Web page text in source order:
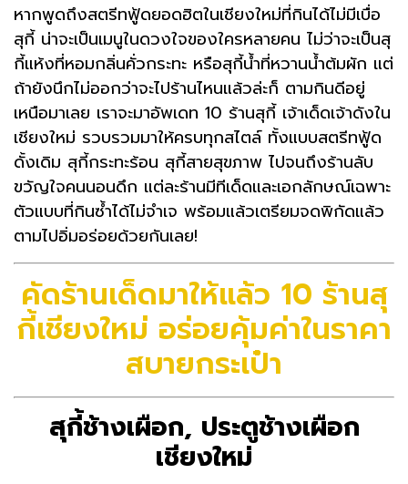
หากพูดถึงสตรีทฟู้ดยอดฮิตในเชียงใหม่ที่กินได้ไม่มีเบื่อ
สุกี้ น่าจะเป็นเมนูในดวงใจของใครหลายคน ไม่ว่าจะเป็นสุ
กี้แห้งที่หอมกลิ่นคั่วกระทะ หรือสุกี้น้ำที่หวานน้ำต้มผัก แต่
ถ้ายังนึกไม่ออกว่าจะไปร้านไหนแล้วล่ะก็ ตามกินดีอยู่
เหนือมาเลย เราจะมาอัพเดท 10 ร้านสุกี้ เจ้าเด็ดเจ้าดังใน
เชียงใหม่ รวบรวมมาให้ครบทุกสไตล์ ทั้งแบบสตรีทฟู้ด
ดั้งเดิม สุกี้กระทะร้อน สุกี้สายสุขภาพ ไปจนถึงร้านลับ
ขวัญใจคนนอนดึก แต่ละร้านมีทีเด็ดและเอกลักษณ์เฉพาะ
ตัวแบบที่กินซ้ำได้ไม่จำเจ พร้อมแล้วเตรียมจดพิกัดแล้ว
ตามไปอิ่มอร่อยด้วยกันเลย!
คัดร้านเด็ดมาให้แล้ว 10 ร้านสุ
กี้เชียงใหม่ อร่อยคุ้มค่าในราคา
สบายกระเป๋า
สุกี้ช้างเผือก, ประตูช้างเผือก
เชียงใหม่